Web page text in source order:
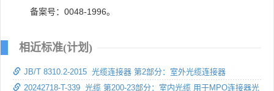
备案号：0048-1996。
相近标准(计划)
JB/T 8310.2-2015 光缆连接器 第2部分：室外光缆连接器
20242718-T-339 光缆 第200-23部分：室内光缆 用于MPO连接器光